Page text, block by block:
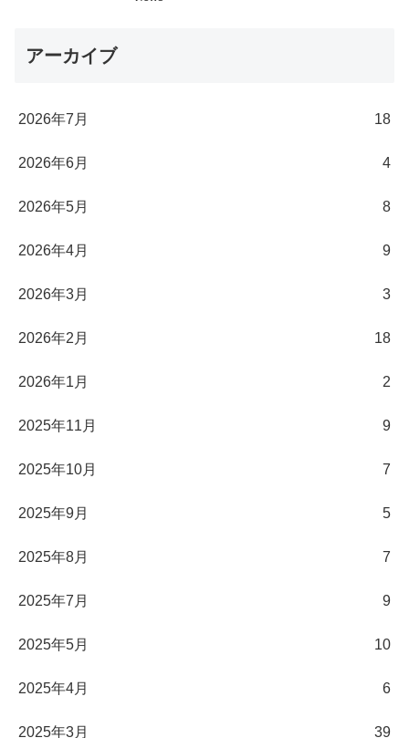
アーカイブ
2026年7月 18
2026年6月 4
2026年5月 8
2026年4月 9
2026年3月 3
2026年2月 18
2026年1月 2
2025年11月 9
2025年10月 7
2025年9月 5
2025年8月 7
2025年7月 9
2025年5月 10
2025年4月 6
2025年3月 39